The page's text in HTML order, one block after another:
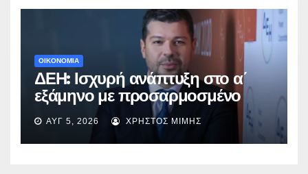
ΟΙΚΟΝΟΜΙΑ
ΔΕΗ: Ισχυρή ανάπτυξη στο α΄
εξάμηνο με προσαρμοσμένο
EBITDA στα €1,2 δισ.
ΑΥΓ 5, 2026 ΧΡΉΣΤΟΣ ΜΊΜΗΣ